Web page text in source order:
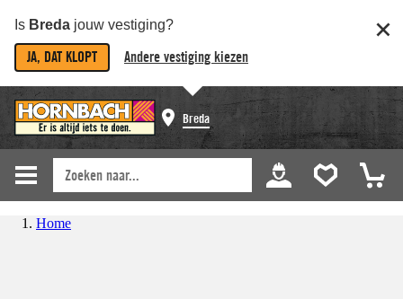
Is Breda jouw vestiging?
JA, DAT KLOPT Andere vestiging kiezen
Breda
Home